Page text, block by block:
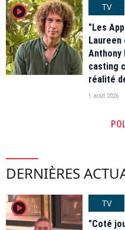
player2
TV
"Les
Anthony
casting
réalité
1 août 2026
DERNIÈRES
player2
TV
"Coté